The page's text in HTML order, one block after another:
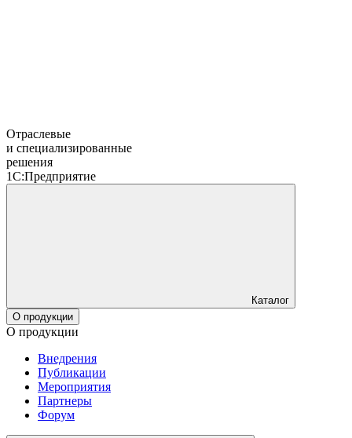
Отраслевые
и специализированные
решения
1С:Предприятие
Каталог
О продукции
О продукции
Внедрения
Публикации
Мероприятия
Партнеры
Форум